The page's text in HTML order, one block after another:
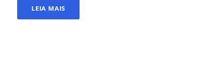
LEIA MAIS